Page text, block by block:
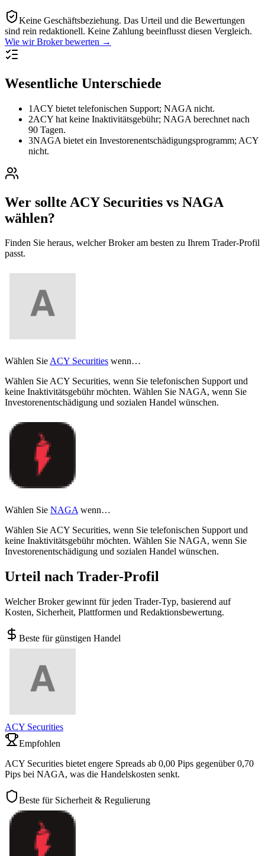
Keine Geschäftsbeziehung. Das Urteil und die Bewertungen
sind rein redaktionell. Keine Zahlung beeinflusst diesen Vergleich.
Wie wir Broker bewerten →
Wesentliche Unterschiede
1 ACY bietet telefonischen Support; NAGA nicht.
2ACY hat keine Inaktivitätsgebühr; NAGA berechnet nach
90 Tagen.
3NAGA bietet ein Investorenentschädigungsprogramm; ACY
nicht.
Wer sollte ACY Securities vs NAGA
wählen?
Finden Sie heraus, welcher Broker am besten zu Ihrem Trader-Profil
passt.
Wählen SieACY Securities wenn…
Wählen Sie ACY Securities, wenn Sie telefonischen Support und
keine Inaktivitätsgebühr möchten. Wählen Sie NAGA, wenn Sie
Investorenentschädigung und sozialen Handel wünschen.
Wählen Sie NAGA wenn…
Wählen Sie ACY Securities, wenn Sie telefonischen Support und
keine Inaktivitätsgebühr möchten. Wählen Sie NAGA, wenn Sie
Investorenentschädigung und sozialen Handel wünschen.
Urteil nach Trader-Profil
Welcher Broker gewinnt für jeden Trader-Typ, basierend auf
Kosten, Sicherheit, Plattformen und Redaktionsbewertung.
Beste für günstigen Handel
ACY Securities
Empfohlen
ACY Securities bietet engere Spreads ab 0,00 Pips gegenüber 0,70
Pips bei NAGA, was die Handelskosten senkt.
Beste für Sicherheit & Regulierung